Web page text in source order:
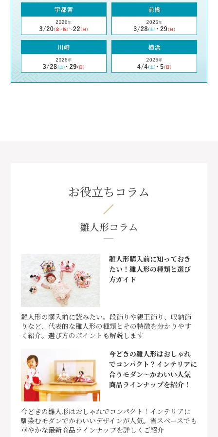
お役立ちコラム
雛人形コラム
雛人形購入前に知っておき
たい！雛人形の種類と選び
方ガイド
雛人形の購入前に読みたい。段飾りや親王飾り、収納飾
りなど、代表的な雛人形の種類とその特徴を分かりやす
く紹介。選び方のポイントも解説します
今どきの雛人形はおしゃれ
でコンパクト？インテリアに
合うモダン～かわいい人気
商品ラインナップを紹介！
今どきの雛人形はおしゃれでコンパクト！インテリアに
馴染むモダンでかわいいデザインが人気。省スペースでも
華やかな最新商品ラインナップを詳しくご紹介